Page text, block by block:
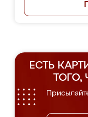
ЕСТЬ